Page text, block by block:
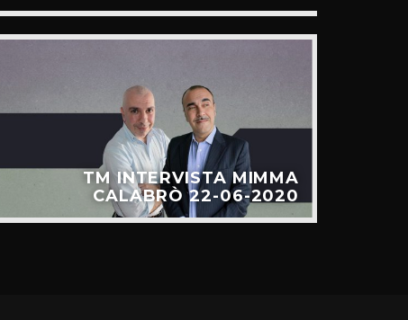
TM INTERVISTA MIMMA
CALABRÒ 22-06-2020